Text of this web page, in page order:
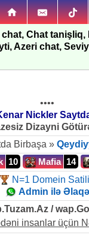
Chat tanişliq,
Azeri chat,
••••
Nickler
Dizayni
Birbaşa »
10 Mafia 14
N=1 Domein
Admin ilə Əlaqə
/
insanlar üçün